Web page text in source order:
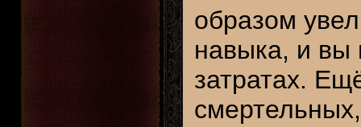
образом
навыка, и вы
затратах.